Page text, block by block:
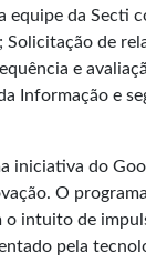
equipe da Secti
de
e
Informação e
iniciativa do
O
o intuito de
pela